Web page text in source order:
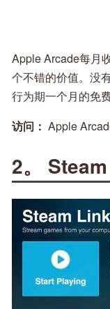
Apple Arcade每月
个不错的价值。没
行为期一个月的免
访问： Apple
2。